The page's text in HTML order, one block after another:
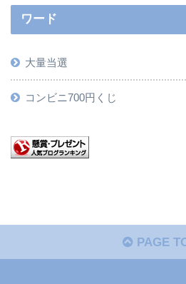
ワード
大量当選
コンビニ700円くじ
PAGE